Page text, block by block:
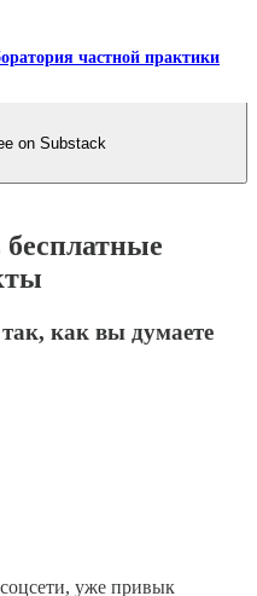
частной практики
on Substack
бесплатные
как вы думаете
уже привык